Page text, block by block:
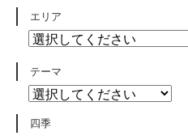
エリア
テーマ
四季